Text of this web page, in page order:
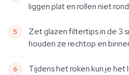
liggen plat en rollen niet
Zet glazen filtertips in de 3
houden ze rechtop en
Tijdens het roken kun je